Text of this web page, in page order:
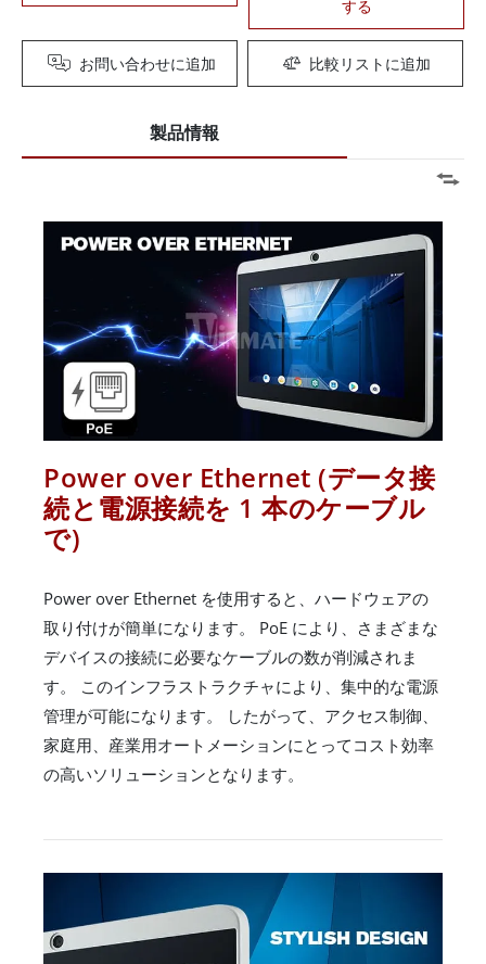
する
お問い合わせに追加 比較リストに追加
製品情報
Power over Ethernet (データ接
続と電源接続を 1 本のケーブル
で)
Power over Ethernet を使用すると、ハードウェアの
取り付けが簡単になります。 PoE により、さまざまな
デバイスの接続に必要なケーブルの数が削減されま
す。 このインフラストラクチャにより、集中的な電源
管理が可能になります。 したがって、アクセス制御、
家庭用、産業用オートメーションにとってコスト効率
の高いソリューションとなります。